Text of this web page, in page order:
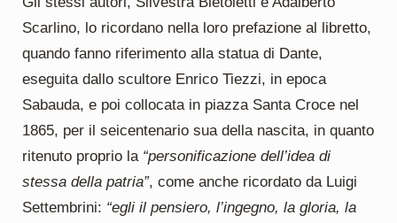
Scarlino, lo ricordano nella loro prefazione al libretto,
quando fanno riferimento alla statua di Dante,
eseguita dallo scultore Enrico Tiezzi, in epoca
Sabauda, e poi collocata in piazza Santa Croce nel
1865, per il seicentenario sua della nascita, in quanto
ritenuto proprio la “personificazione dell’idea di
stessa della patria”, come anche ricordato da Luigi
Settembrini: “egli il pensiero, l’ingegno, la gloria, la